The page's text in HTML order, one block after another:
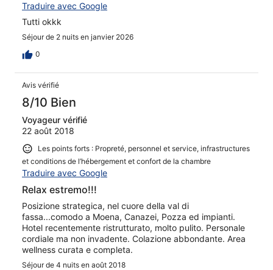
Traduire avec Google
Tutti okkk
Séjour de 2 nuits en janvier 2026
0
Avis vérifié
8/10 Bien
Voyageur vérifié
22 août 2018
Les points forts : Propreté, personnel et service, infrastructures
et conditions de l’hébergement et confort de la chambre
Traduire avec Google
Relax estremo!!!
Posizione strategica, nel cuore della val di
fassa...comodo a Moena, Canazei, Pozza ed impianti.
Hotel recentemente ristrutturato, molto pulito. Personale
cordiale ma non invadente. Colazione abbondante. Area
wellness curata e completa.
Séjour de 4 nuits en août 2018